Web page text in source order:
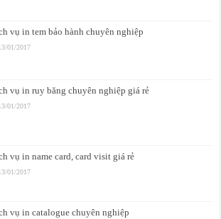
vụ in tem bảo hành chuyên nghiệp
01/2017
vụ in ruy băng chuyên nghiệp giá rẻ
01/2017
vụ in name card, card visit giá rẻ
01/2017
vụ in catalogue chuyên nghiệp